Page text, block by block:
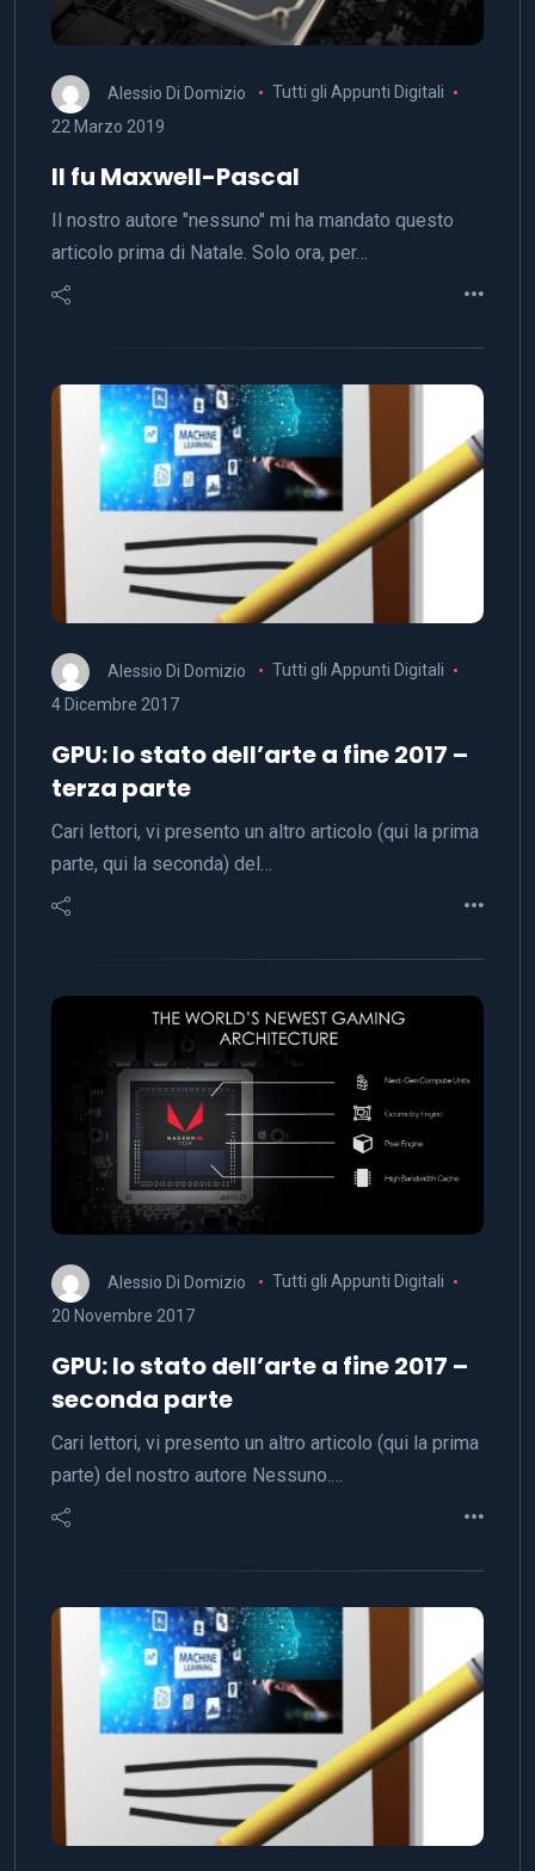
Alessio Di Domizio
Tutti gli Appunti Digitali
22 Marzo 2019
Il fu Maxwell-Pascal
Il nostro autore "nessuno" mi ha mandato questo
articolo prima di Natale. Solo ora, per…
Alessio Di Domizio
Tutti gli Appunti Digitali
4 Dicembre 2017
GPU: lo stato dell’arte a fine 2017 –
terza parte
Cari lettori, vi presento un altro articolo (qui la prima
parte, qui la seconda) del…
Alessio Di Domizio
Tutti gli Appunti Digitali
20 Novembre 2017
GPU: lo stato dell’arte a fine 2017 –
seconda parte
Cari lettori, vi presento un altro articolo (qui la prima
parte) del nostro autore Nessuno.…